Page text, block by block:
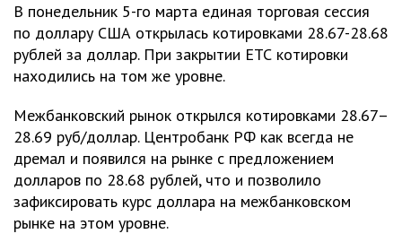
В понедельник 5-го марта единая торговая сессия
по доллару США открылась котировками 28.67-28.68
рублей за доллар. При закрытии ЕТС котировки
находились на том же уровне.
Межбанковский рынок открылся котировками 28.67–
28.69 руб/доллар. Центробанк РФ как всегда не
дремал и появился на рынке с предложением
долларов по 28.68 рублей, что и позволило
зафиксировать курс доллара на межбанковском
рынке на этом уровне.